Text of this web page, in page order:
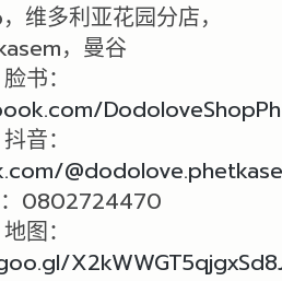
维多利亚花园分店，
，曼谷
脸书：
抖音：
@dodolove.phetkase
：0802724470
地图：